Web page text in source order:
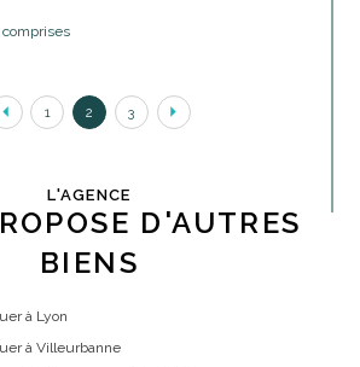
comprises
1 2 3
L'AGENCE
D'AUTRES
BIENS
à Lyon
à Villeurbanne